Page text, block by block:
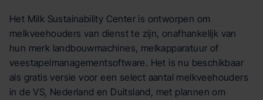
Het Milk Sustainability Center is ontworpen om
melkveehouders van dienst te zijn, onafhankelijk van
hun merk landbouwmachines, melkapparatuur of
veestapelmanagementsoftware. Het is nu beschikbaar
als gratis versie voor een select aantal melkveehouders
in de VS, Nederland en Duitsland, met plannen om